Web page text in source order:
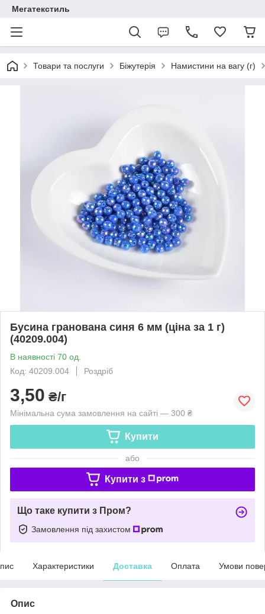
Мегатекстиль
Товари та послуги Біжутерія Намистини на вагу (г)
Бусина гранована синя 6 мм (ціна за 1 г)
(40209.004)
В наявності 70 од.
Код: 40209.004
Роздріб
3,50 ₴/г
Мінімальна сума замовлення на сайті — 300 ₴
Купити
або
Купити з
Що таке купити з Пром?
Замовлення під захистом
Характеристики Доставка Оплата Умови
Опис